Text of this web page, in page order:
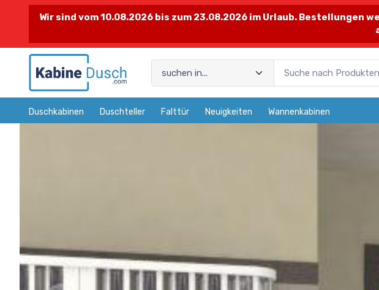
Wir sind vom 10.08.2026 bis zum 23.08.2026 im Urlaub. Bestellungen
Duschkabinen Duschteller Falttür Neuigkeiten Wannenkabinen